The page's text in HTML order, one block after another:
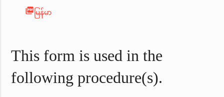
picture_as_pdf မြန်မာ
This form is used in the
following procedure(s).